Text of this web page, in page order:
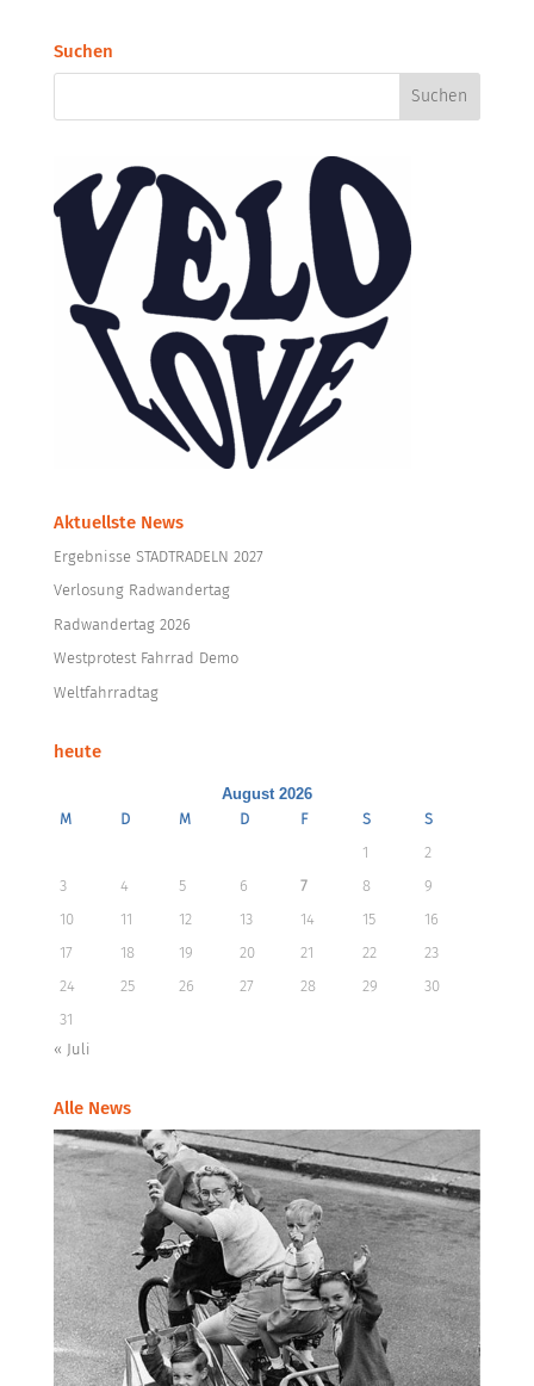
Suchen
Aktuellste News
Ergebnisse STADTRADELN 2027
Verlosung Radwandertag
Radwandertag 2026
Westprotest Fahrrad Demo
Weltfahrradtag
heute
August 2026
M
D M D F S
S
1
2
3
4 5 6 7 8
9
10
11 12 13 14 15
16
17
18 19 20 21 22
23
24
25 26 27 28 29
30
31
« Juli
Alle News